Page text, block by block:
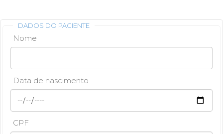
DADOS DO PACIENTE
Nome
Data de nascimento
CPF